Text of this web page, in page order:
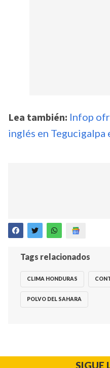
Lea también: Infop
inglés en
Tags relacionados
CLIMA HONDURAS
POLVO DEL SAHARA
SIGUE